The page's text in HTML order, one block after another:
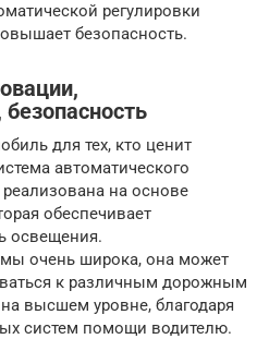
регулировки
безопасность.
для тех, кто ценит
автоматического
на основе
обеспечивает
освещения.
очень широка, она может
к различным дорожным
высшем уровне, благодаря
систем помощи водителю.